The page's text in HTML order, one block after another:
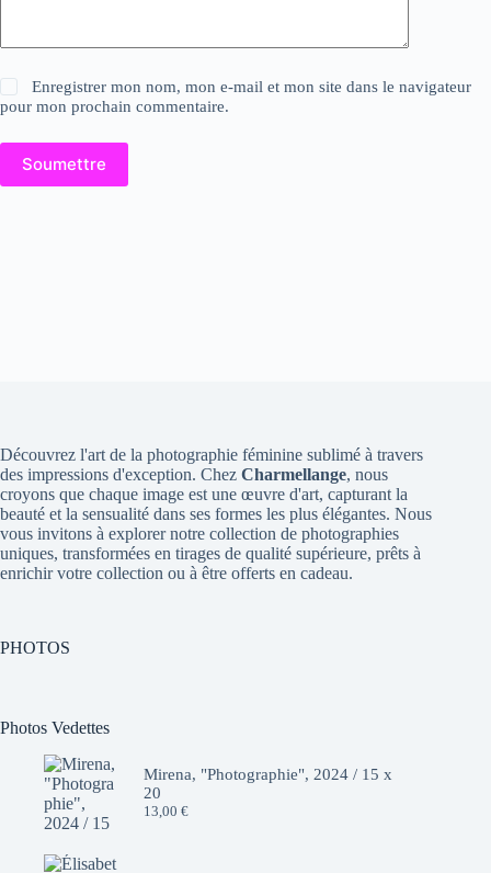
Enregistrer mon nom, mon e-mail et mon site dans le navigateur
pour mon prochain commentaire.
Soumettre
Découvrez l'art de la photographie féminine sublimé à travers
des impressions d'exception. Chez Charmellange, nous
croyons que chaque image est une œuvre d'art, capturant la
beauté et la sensualité dans ses formes les plus élégantes. Nous
vous invitons à explorer notre collection de photographies
uniques, transformées en tirages de qualité supérieure, prêts à
enrichir votre collection ou à être offerts en cadeau.
PHOTOS
Photos Vedettes
Mirena, "Photographie", 2024 / 15 x
20
13,00 €